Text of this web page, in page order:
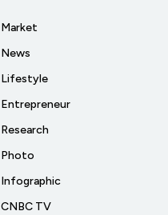
Market
News
Lifestyle
Entrepreneur
Research
Photo
Infographic
CNBC TV